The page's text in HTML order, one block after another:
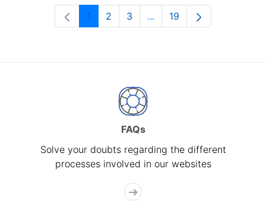
Page
1 Page
2 Page
3 ...Intermediate Pages Use
Page
19
FAQs
Solve your doubts regarding the different
processes involved in our websites